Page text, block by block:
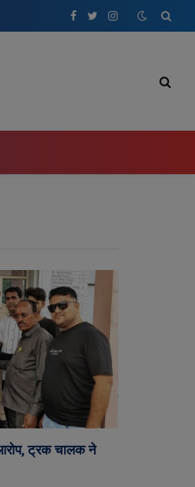
Facebook
TwitterInstagram
ट्रक चालक ने